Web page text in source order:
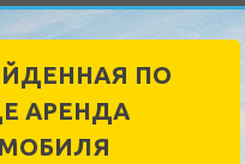
ПО
АРЕНДА